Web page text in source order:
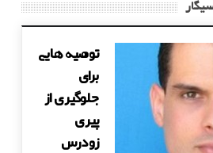
توصیه هایی
برای
جلوگیری از
پیری
زودرس